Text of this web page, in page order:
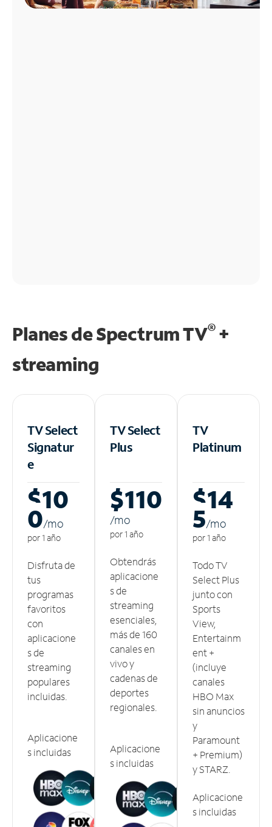
Planes de Spectrum TV®+
streaming
TV Select
Signatur
e
$10
0/mo
por 1 año
Disfruta de
tus
programas
favoritos
con
aplicacione
s de
streaming
populares
incluidas.
Aplicacione
s incluidas
TV Select
Plus
$110
/mo
por 1 año
Obtendrás
aplicacione
s de
streaming
esenciales,
más de 160
canales en
vivo y
cadenas de
deportes
regionales.
Aplicacione
s incluidas
TV
Platinum
$14
5/mo
por 1 año
Todo TV
Select Plus
junto con
Sports
View,
Entertainm
ent +
(incluye
canales
HBO Max
sin anuncios
y
Paramount
+ Premium)
y STARZ.
Aplicacione
s incluidas